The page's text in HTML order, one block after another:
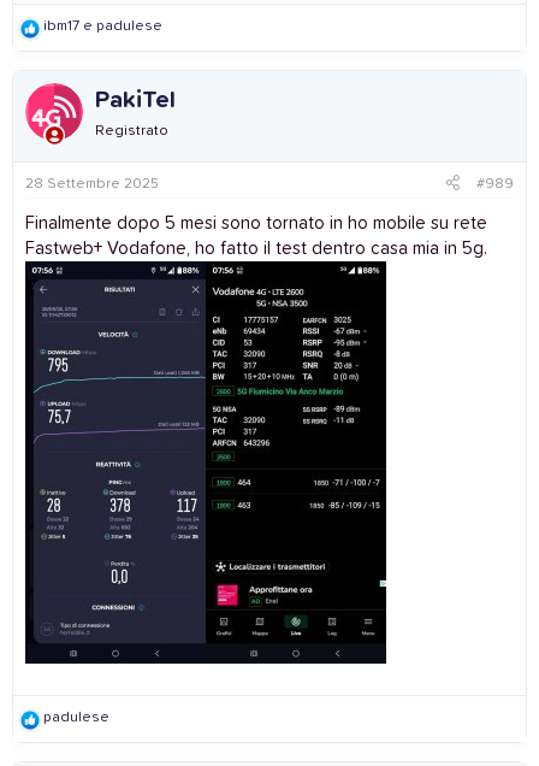
R
c
i
o
s
ibm17 e padulese
PakiTel
Registrato
28 Settembre 2025 #989
Finalmente dopo 5 mesi sono tornato in ho mobile su rete
Fastweb+ Vodafone, ho fatto il test dentro casa mia in 5g.
R
padulese